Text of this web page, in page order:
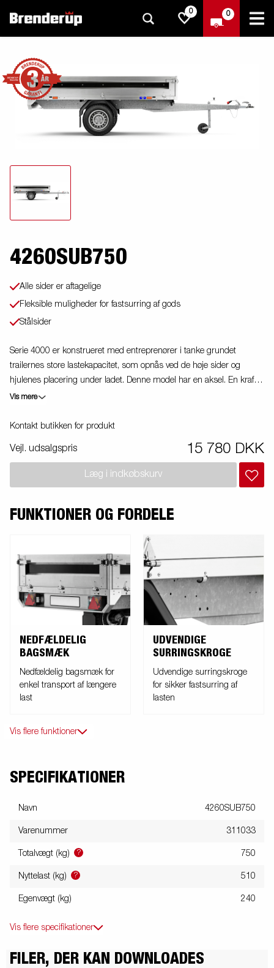
0 0
4260SUB750
Alle sider er aftagelige
Fleksible muligheder for fastsurring af gods
Stålsider
Serie 4000 er konstrueret med entreprenører i tanke grundet
trailernes store lastekapacitet, som opnås ved de høje sider og
hjulenes placering under ladet. Denne model har en aksel. En kraftig
stålkantprofil beskytter ladet, når du anvender en gaffeltruck til at
stålkantprofilen, gør det enkelt for dig at sikre din last. Modellen har
gør opmærksom på, at billederne kan være illustrative, og trailerne
kan derfor være vist med ekstraudstyr.
Vis mere
Kontakt butikken for produkt
Vejl. udsalgspris 15 780 DKK
Læg i indkøbskurv
FUNKTIONER OG FORDELE
NEDFÆLDELIG
BAGSMÆK
Nedfældelig bagsmæk for
enkel transport af længere
last
UDVENDIGE
SURRINGSKROGE
Udvendige surringskroge
for sikker fastsurring af
lasten
Vis flere funktioner
SPECIFIKATIONER
Navn 4260SUB750
Varenummer 311033
Totalvægt (kg) ? 750
Nyttelast (kg) ? 510
Egenvægt (kg) 240
Vis flere specifikationer
FILER, DER KAN DOWNLOADES